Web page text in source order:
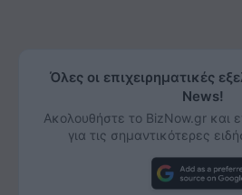
Όλες οι επιχειρηματικές
News!
Ακολουθήστε το BizNow.gr και
για τις σημαντικότερες